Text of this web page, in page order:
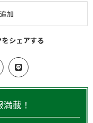
加
シェアする
載！